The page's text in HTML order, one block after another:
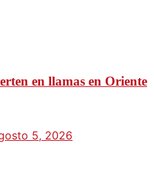
en llamas en Oriente
5, 2026